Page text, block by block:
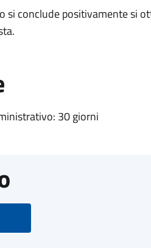
si conclude positivamente si
30 giorni